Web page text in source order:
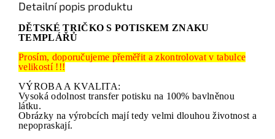
Detailní popis produktu
DĚTSKÉ TRIČKO S POTISKEM ZNAKU
TEMPLÁŘŮ
Prosím, doporučujeme přeměřit a zkontrolovat v tabulce
velikostí !!!
VÝROBA A KVALITA:
Vysoká odolnost transfer potisku na 100% bavlněnou
látku.
Obrázky na výrobcích mají tedy velmi dlouhou životnost a
nepopraskají.